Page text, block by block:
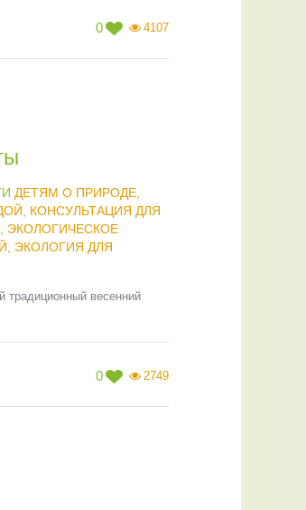
0 4107
ДЕТЯМ О ПРИРОДЕ,
КОНСУЛЬТАЦИЯ ДЛЯ
ЭКОЛОГИЧЕСКОЕ
ЭКОЛОГИЯ ДЛЯ
традиционный весенний
0 2749